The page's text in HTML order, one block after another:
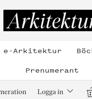
e-Arkitektur
Prenumerant
Logga in